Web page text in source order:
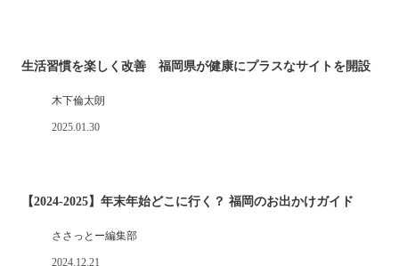
生活習慣を楽しく改善 福岡県が健康にプラスなサイトを開設
木下倫太朗
2025.01.30
【2024-2025】年末年始どこに行く？ 福岡のお出かけガイド
ささっとー編集部
2024.12.21